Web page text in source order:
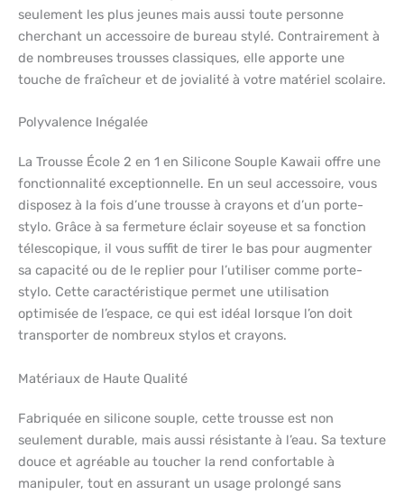
seulement les plus jeunes mais aussi toute personne
cherchant un accessoire de bureau stylé. Contrairement à
de nombreuses trousses classiques, elle apporte une
touche de fraîcheur et de jovialité à votre matériel scolaire.
Polyvalence Inégalée
La Trousse École 2 en 1 en Silicone Souple Kawaii offre une
fonctionnalité exceptionnelle. En un seul accessoire, vous
disposez à la fois d’une trousse à crayons et d’un porte-
stylo. Grâce à sa fermeture éclair soyeuse et sa fonction
télescopique, il vous suffit de tirer le bas pour augmenter
sa capacité ou de le replier pour l’utiliser comme porte-
stylo. Cette caractéristique permet une utilisation
optimisée de l’espace, ce qui est idéal lorsque l’on doit
transporter de nombreux stylos et crayons.
Matériaux de Haute Qualité
Fabriquée en silicone souple, cette trousse est non
seulement durable, mais aussi résistante à l’eau. Sa texture
douce et agréable au toucher la rend confortable à
manipuler, tout en assurant un usage prolongé sans